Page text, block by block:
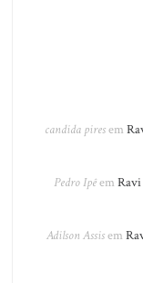
candida piresem
Pedro Ipêem Ravi
Adilson Assisem